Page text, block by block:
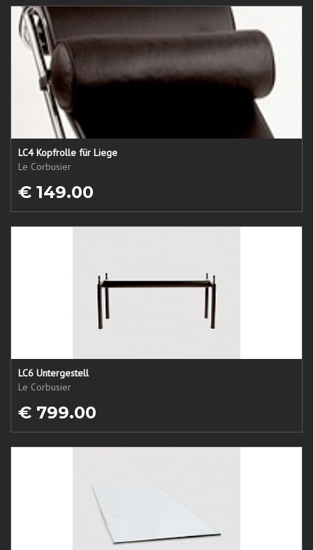
LC4 Kopfrolle für Liege
Le Corbusier
€ 149.00
LC6 Untergestell
Le Corbusier
€ 799.00